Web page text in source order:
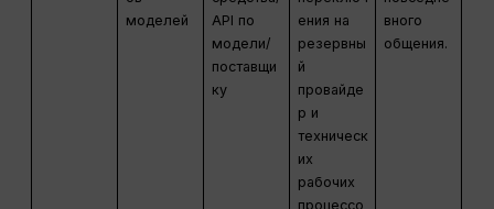
моделей
API по
модели/
поставщи
ку
ения на
резервны
й
провайде
р и
техническ
их
рабочих
процессо
вного
общения.